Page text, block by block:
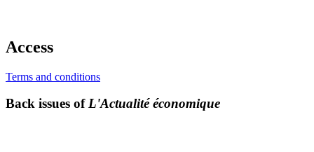
Access
Terms and conditions
Back issues ofL'Actualité économique